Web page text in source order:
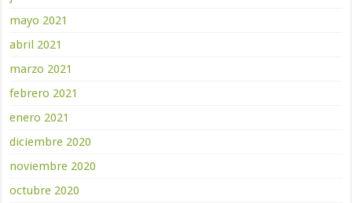
mayo 2021
abril 2021
marzo 2021
febrero 2021
enero 2021
diciembre 2020
noviembre 2020
octubre 2020